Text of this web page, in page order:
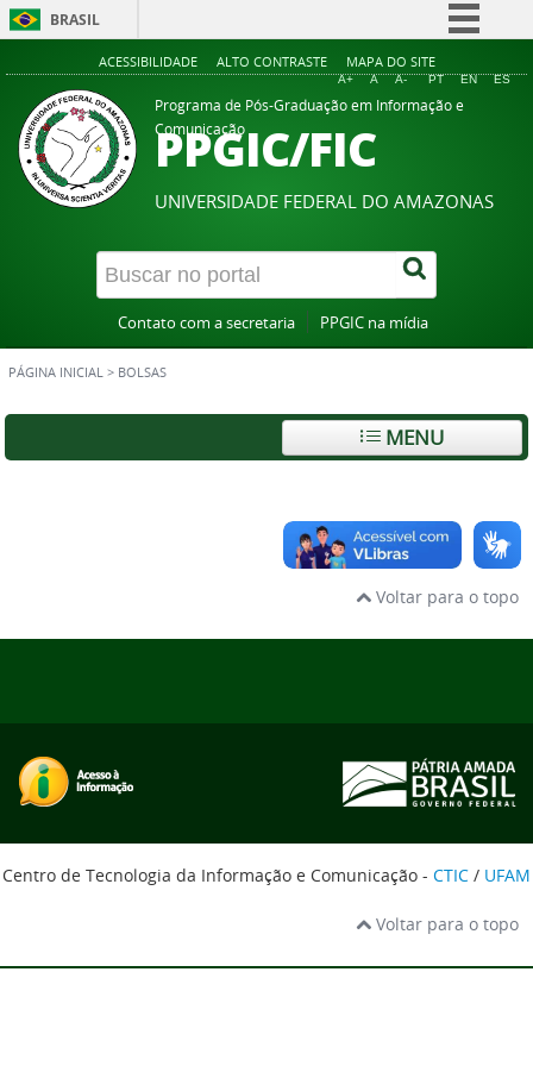
BRASIL
Simplifique!
Comunica BR
Participe
Acesso à informação
Legislação
Canais
ACESSIBILIDADE ALTO CONTRASTE MAPA DO SITE
A+ A A- PT EN ES
Programa de Pós-Graduação em Informação e
Comunicação
PPGIC/FIC
UNIVERSIDADE FEDERAL DO AMAZONAS
Contato com a secretaria PPGIC na mídia
PÁGINA INICIAL > BOLSAS
MENU
Voltar para o topo
Centro de Tecnologia da Informação e Comunicação - CTIC / UFAM
Voltar para o topo